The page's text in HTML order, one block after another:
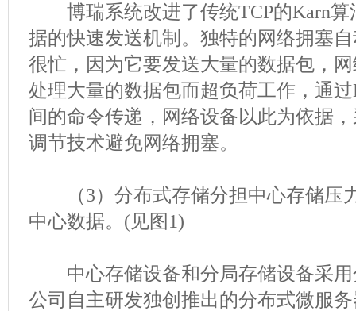
博瑞系统改进了传统TCP的Karn算
据的快速发送机制。独特的网络拥塞
很忙，因为它要发送大量的数据包，
处理大量的数据包而超负荷工作，通
间的命令传递，网络设备以此为依据
调节技术避免网络拥塞。
（3）分布式存储分担中心存储压
中心数据。(见图1)
中心存储设备和分局存储设备采用
公司自主研发独创推出的分布式微服